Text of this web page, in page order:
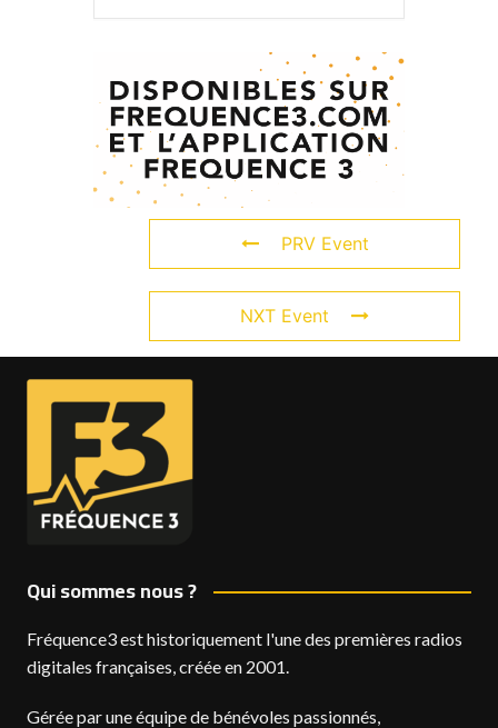
PRV Event
NXT Event
Qui sommes nous ?
Fréquence3 est historiquement l'une des premières radios
digitales françaises, créée en 2001.
Gérée par une équipe de bénévoles passionnés,